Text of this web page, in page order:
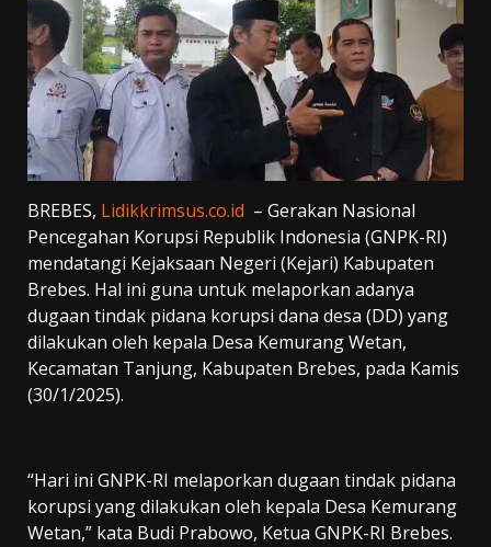
BREBES, Lidikkrimsus.co.id – Gerakan Nasional
Pencegahan Korupsi Republik Indonesia (GNPK-RI)
mendatangi Kejaksaan Negeri (Kejari) Kabupaten
Brebes. Hal ini guna untuk melaporkan adanya
dugaan tindak pidana korupsi dana desa (DD) yang
dilakukan oleh kepala Desa Kemurang Wetan,
Kecamatan Tanjung, Kabupaten Brebes, pada Kamis
(30/1/2025).
“Hari ini GNPK-RI melaporkan dugaan tindak pidana
korupsi yang dilakukan oleh kepala Desa Kemurang
Wetan,” kata Budi Prabowo, Ketua GNPK-RI Brebes.